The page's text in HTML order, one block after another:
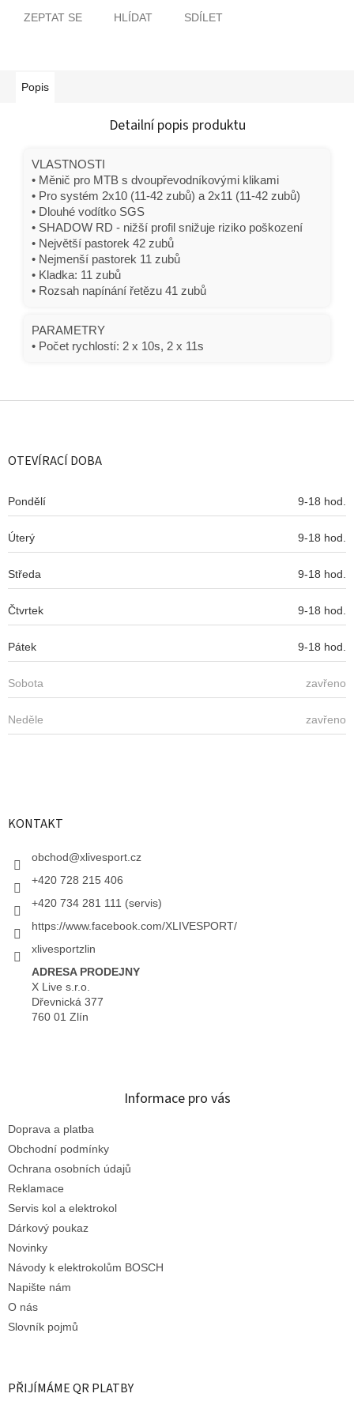
ZEPTAT SE HLÍDAT SDÍLET
Popis
Detailní popis produktu
VLASTNOSTI
• Měnič pro MTB s dvoupřevodníkovými klikami
• Pro systém 2x10 (11-42 zubů) a 2x11 (11-42 zubů)
• Dlouhé vodítko SGS
• SHADOW RD - nižší profil snižuje riziko poškození
• Největší pastorek 42 zubů
• Nejmenší pastorek 11 zubů
• Kladka: 11 zubů
• Rozsah napínání řetězu 41 zubů
PARAMETRY
• Počet rychlostí: 2 x 10s, 2 x 11s
Z
OTEVÍRACÍ DOBA
Pondělí 9-18 hod.
Úterý 9-18 hod.
Středa 9-18 hod.
Čtvrtek 9-18 hod.
Pátek 9-18 hod.
Sobota zavřeno
Neděle zavřeno
KONTAKT
obchod@xlivesport.cz
+420 728 215 406
+420 734 281 111 (servis)
https://www.facebook.com/XLIVESPORT/
xlivesportzlin
ADRESA PRODEJNY
X Live s.r.o.
Dřevnická 377
760 01 Zlín
Informace pro vás
Doprava a platba
Obchodní podmínky
Ochrana osobních údajů
Reklamace
Servis kol a elektrokol
Dárkový poukaz
Novinky
Návody k elektrokolům BOSCH
Napište nám
O nás
Slovník pojmů
PŘIJÍMÁME QR PLATBY